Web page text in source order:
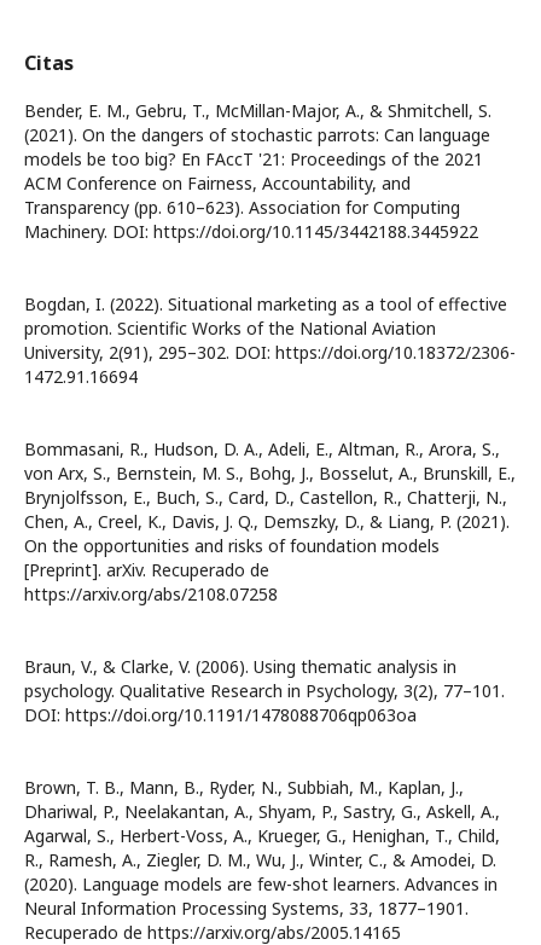
Citas
Bender, E. M., Gebru, T., McMillan-Major, A., & Shmitchell, S.
(2021). On the dangers of stochastic parrots: Can language
models be too big? En FAccT '21: Proceedings of the 2021
ACM Conference on Fairness, Accountability, and
Transparency (pp. 610–623). Association for Computing
Machinery. DOI: https://doi.org/10.1145/3442188.3445922
Bogdan, I. (2022). Situational marketing as a tool of effective
promotion. Scientific Works of the National Aviation
University, 2(91), 295–302. DOI: https://doi.org/10.18372/2306-
1472.91.16694
Bommasani, R., Hudson, D. A., Adeli, E., Altman, R., Arora, S.,
von Arx, S., Bernstein, M. S., Bohg, J., Bosselut, A., Brunskill, E.,
Brynjolfsson, E., Buch, S., Card, D., Castellon, R., Chatterji, N.,
Chen, A., Creel, K., Davis, J. Q., Demszky, D., & Liang, P. (2021).
On the opportunities and risks of foundation models
[Preprint]. arXiv. Recuperado de
https://arxiv.org/abs/2108.07258
Braun, V., & Clarke, V. (2006). Using thematic analysis in
psychology. Qualitative Research in Psychology, 3(2), 77–101.
DOI: https://doi.org/10.1191/1478088706qp063oa
Brown, T. B., Mann, B., Ryder, N., Subbiah, M., Kaplan, J.,
Dhariwal, P., Neelakantan, A., Shyam, P., Sastry, G., Askell, A.,
Agarwal, S., Herbert-Voss, A., Krueger, G., Henighan, T., Child,
R., Ramesh, A., Ziegler, D. M., Wu, J., Winter, C., & Amodei, D.
(2020). Language models are few-shot learners. Advances in
Neural Information Processing Systems, 33, 1877–1901.
Recuperado de https://arxiv.org/abs/2005.14165